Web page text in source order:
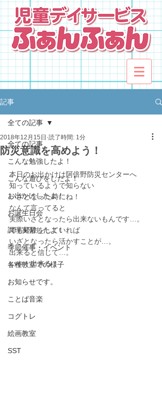
記事
全ての記事
こんな勉強したよ！
こんな遊びをしたよ！
お出かけしたよ！
お誕生日会
調理実習したよ！
季節催事・イベント
各種教室での様子
お知らせです。
ことば音楽
コグトレ
絵画教室
SST
全ての記事
防災意識を高めよう！
2018年12月15日 読了時間: 1分
本日のお出かけは阿倍野防災センターへ
知っているようで知らない
いざとなった時にね！
なんて言ってると
実際いざとなったら出来ないもんです…。
でも経験をしていれば
いざとなったら活かすことが…。
出来ると信じて…。
いや！出来る！